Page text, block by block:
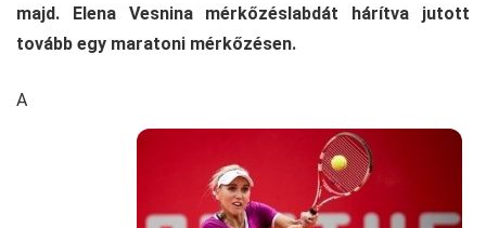
majd. Elena Vesnina mérkőzéslabdát hárítva jutott
tovább egy maratoni mérkőzésen.
A